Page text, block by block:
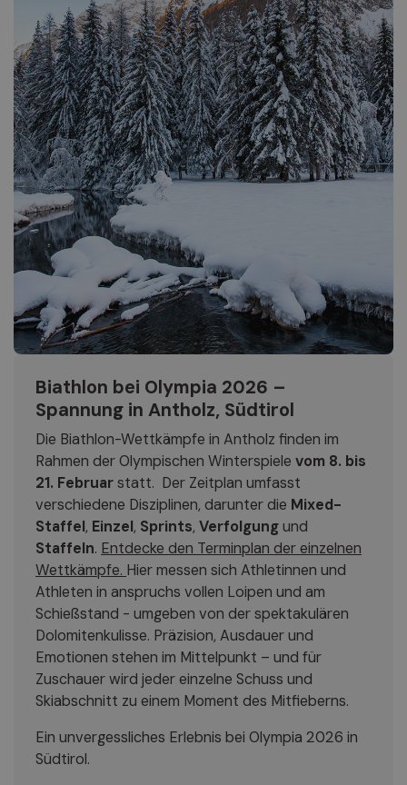
Biathlon bei Olympia 2026 –
Spannung in Antholz, Südtirol
Die Biathlon-Wettkämpfe in Antholz finden im
Rahmen der Olympischen Winterspiele vom 8. bis
21. Februarstatt. Der Zeitplan umfasst
verschiedene Disziplinen, darunter die Mixed-
Staffel, Einzel, Sprints, Verfolgungund
Staffeln. Entdecke den Terminplan der einzelnen
Wettkämpfe. Hier messen sich Athletinnen und
Athleten in anspruchs vollen Loipen und am
Schießstand - umgeben von der spektakulären
Dolomitenkulisse. Präzision, Ausdauer und
Emotionen stehen im Mittelpunkt – und für
Zuschauer wird jeder einzelne Schuss und
Skiabschnitt zu einem Moment des Mitfieberns.
Ein unvergessliches Erlebnis bei Olympia 2026 in
Südtirol.